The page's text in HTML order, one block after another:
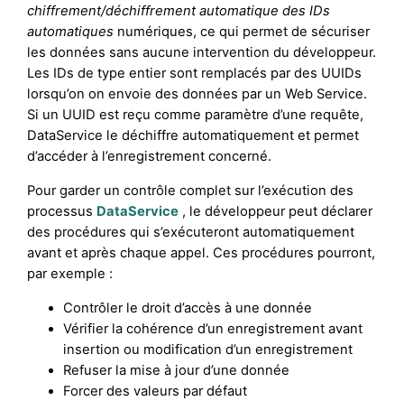
chiffrement/déchiffrement automatique des IDs
automatiques numériques, ce qui permet de sécuriser
les données sans aucune intervention du développeur.
Les IDs de type entier sont remplacés par des UUIDs
lorsqu’on on envoie des données par un Web Service.
Si un UUID est reçu comme paramètre d’une requête,
DataService le déchiffre automatiquement et permet
d’accéder à l’enregistrement concerné.
Pour garder un contrôle complet sur l’exécution des
processus DataService , le développeur peut déclarer
des procédures qui s’exécuteront automatiquement
avant et après chaque appel. Ces procédures pourront,
par exemple :
Contrôler le droit d’accès à une donnée
Vérifier la cohérence d’un enregistrement avant
insertion ou modification d’un enregistrement
Refuser la mise à jour d’une donnée
Forcer des valeurs par défaut